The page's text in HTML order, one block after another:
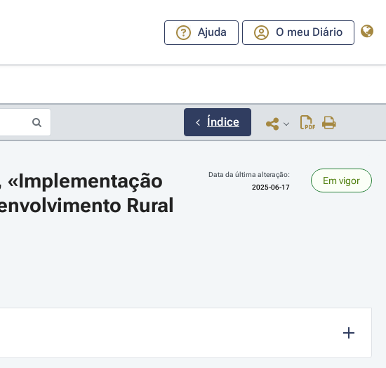
Ajuda O meu Diário
Índice
«Implementação
Rural
Data da última alteração:
2025-06-17
Em vigor